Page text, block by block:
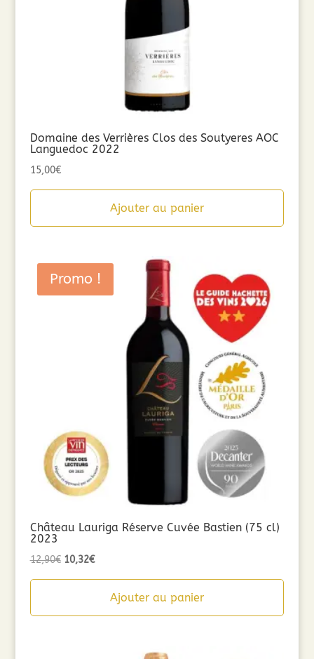
Domaine des Verrières Clos des Soutyeres AOC
Languedoc 2022
15,00€
Ajouter au panier
Promo !
Château Lauriga Réserve Cuvée Bastien (75 cl)
2023
12,90€ Le
10,32€Le
actuelAjouter au panier